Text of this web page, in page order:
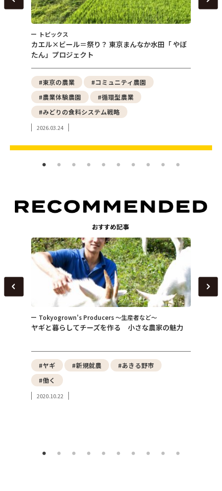
トピックス
カエル×ビール＝祭り？ 東京まんなか水田「 やぼ
たん」プロジェクト
#東京の農業
#コミュニティ農園
#農業体験農園
#循環型農業
#みどりの食料システム戦略
2026.03.24
Tokyogrown's Producers ～生産者など～
ヤギと暮らしてチーズを作る 小さな農家の魅力
#ヤギ #新規就農
#あきる野市
#働く
2020.10.22